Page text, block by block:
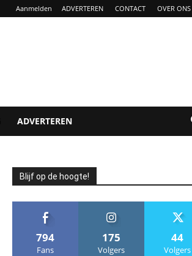
Aanmelden ADVERTEREN CONTACT OVER ONS
ADVERTEREN
Blijf op de hoogte!
794
Fans
175
Volgers
44
Volgers